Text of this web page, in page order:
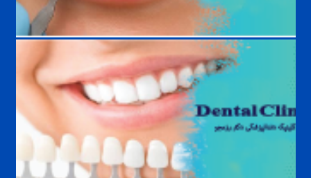
چه افرادی نباید لمینت انجام دهند ؟ بررسی کامل موارد منع و شرایط انجام
لمینت